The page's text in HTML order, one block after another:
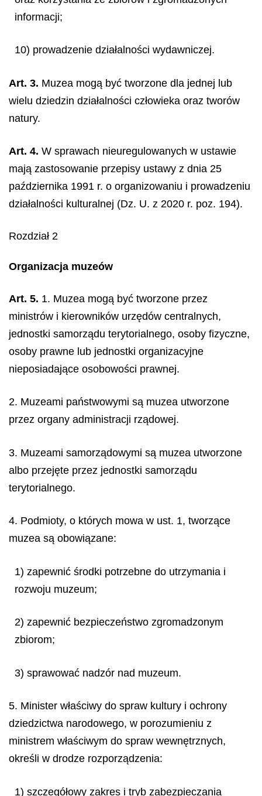
informacji;
10) prowadzenie działalności wydawniczej.
Art. 3. Muzea mogą być tworzone dla jednej lub
wielu dziedzin działalności człowieka oraz tworów
natury.
Art. 4. W sprawach nieuregulowanych w ustawie
mają zastosowanie przepisy ustawy z dnia 25
października 1991 r. o organizowaniu i prowadzeniu
działalności kulturalnej (Dz. U. z 2020 r. poz. 194).
Rozdział 2
Organizacja muzeów
Art. 5. 1. Muzea mogą być tworzone przez
ministrów i kierowników urzędów centralnych,
jednostki samorządu terytorialnego, osoby fizyczne,
osoby prawne lub jednostki organizacyjne
nieposiadające osobowości prawnej.
2. Muzeami państwowymi są muzea utworzone
przez organy administracji rządowej.
3. Muzeami samorządowymi są muzea utworzone
albo przejęte przez jednostki samorządu
terytorialnego.
4. Podmioty, o których mowa w ust. 1, tworzące
muzea są obowiązane:
1) zapewnić środki potrzebne do utrzymania i
rozwoju muzeum;
2) zapewnić bezpieczeństwo zgromadzonym
zbiorom;
3) sprawować nadzór nad muzeum.
5. Minister właściwy do spraw kultury i ochrony
dziedzictwa narodowego, w porozumieniu z
ministrem właściwym do spraw wewnętrznych,
określi w drodze rozporządzenia:
1) szczegółowy zakres i tryb zabezpieczania